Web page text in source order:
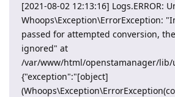
[2021-08-02 12:13:16] Logs.ERROR:
Whoops\Exception\ErrorException:
passed for attempted conversion,
ignored" at
/var/www/html/openstamanager/
{"exception":"[object]